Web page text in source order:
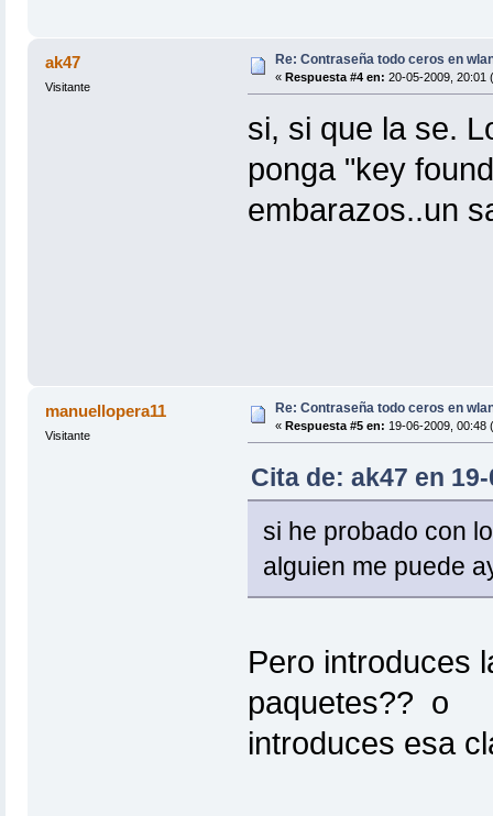
ak47
Visitante
Re: Contraseña todo ceros en
« Respuesta #4 en: 20-05-2009, 20:01
si, si que la se.
ponga "key
embarazos..un
manuellopera11
Visitante
Re: Contraseña todo ceros en
« Respuesta #5 en: 19-06-2009, 00:48
Cita de: ak47 en
si he probado con
alguien me puede
Pero introduces
paquetes?? o
introduces esa